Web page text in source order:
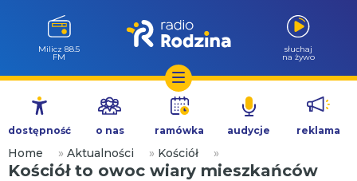
Przejdź
treści
Milicz 88.5
FM
słuchaj
na żywo
dostępność o nas ramówka audycje reklama
Home » Aktualności » Kościół »
Kościół to owoc wiary mieszkańców